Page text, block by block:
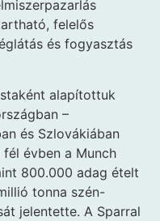
felelős
és fogyasztás
alapítottuk
–
és Szlovákiában
évben a Munch
800.000 adag ételt
tonna szén-
jelentette. A Sparral